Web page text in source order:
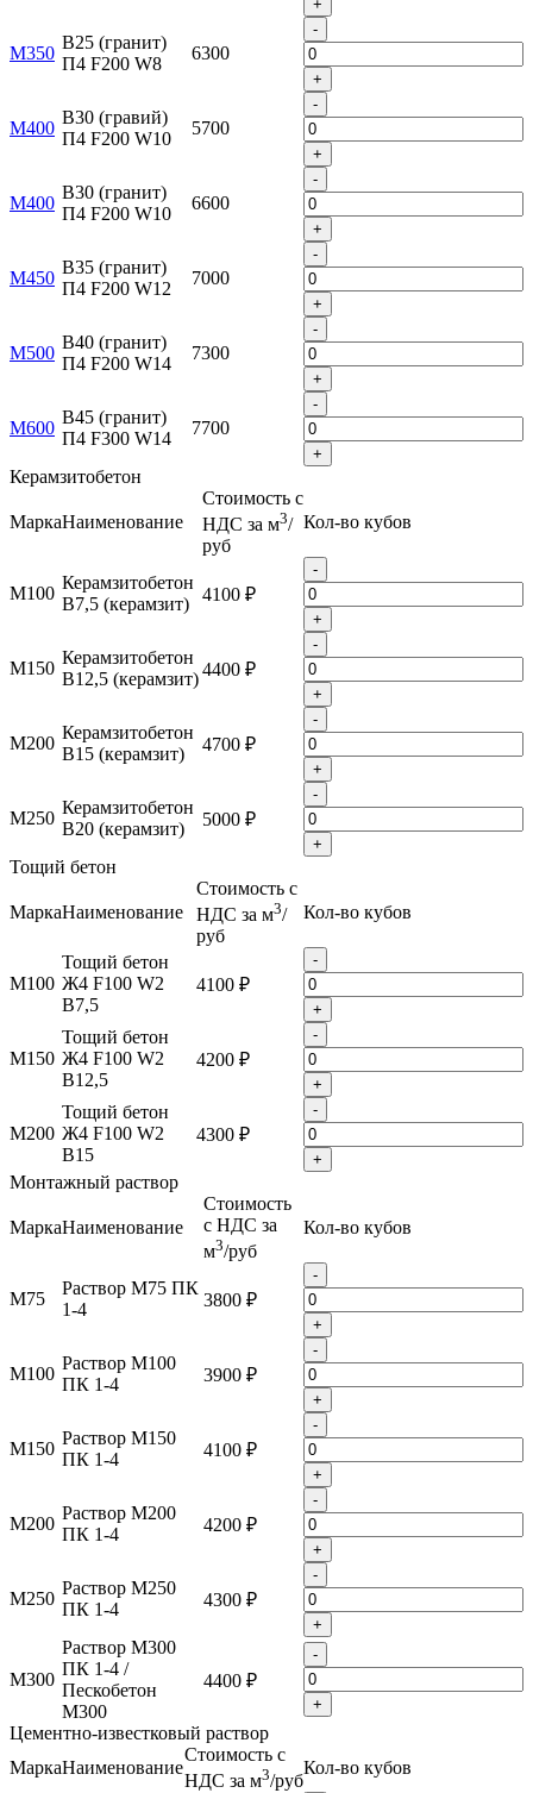
+
М350
B25 (гранит)
П4 F200 W8
6300
-
+
М400
B30 (гравий)
П4 F200 W10
5700
-
+
М400
B30 (гранит)
П4 F200 W10
6600
-
+
М450
B35 (гранит)
П4 F200 W12
7000
-
+
М500
B40 (гранит)
П4 F200 W14
7300
-
+
М600
B45 (гранит)
П4 F300 W14
7700
-
+
Керамзитобетон
МаркаНаименование
Стоимость с
НДС за м3/
руб
Кол-во кубов
М100
Керамзитобетон
B7,5 (керамзит)
4100 ₽
-
+
М150
Керамзитобетон
B12,5 (керамзит)4400 ₽
-
+
М200
Керамзитобетон
B15 (керамзит)
4700 ₽
-
+
М250
Керамзитобетон
B20 (керамзит)
5000 ₽
-
+
Тощий бетон
МаркаНаименование
Стоимость с
НДС за м3/
руб
Кол-во кубов
М100
Тощий бетон
Ж4 F100 W2
B7,5
4100 ₽
-
+
М150
Тощий бетон
Ж4 F100 W2
B12,5
4200 ₽
-
+
М200
Тощий бетон
Ж4 F100 W2
B15
4300 ₽
-
+
Монтажный раствор
МаркаНаименование
Стоимость
с НДС за
м3/руб
Кол-во кубов
М75
Раствор М75 ПК
1-4
3800 ₽
-
+
М100
Раствор М100
ПК 1-4
3900 ₽
-
+
М150
Раствор М150
ПК 1-4
4100 ₽
-
+
М200
Раствор М200
ПК 1-4
4200 ₽
-
+
М250
Раствор М250
ПК 1-4
4300 ₽
-
+
М300
Раствор М300
ПК 1-4 /
Пескобетон
М300
4400 ₽
-
+
Цементно-известковый раствор
МаркаНаименование
Стоимость с
НДС за м3/руб
Кол-во кубов